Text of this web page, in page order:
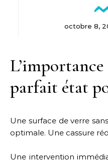
octobre 8,
parfait état
Une surface de verre
optimale. Une cassure
Une intervention